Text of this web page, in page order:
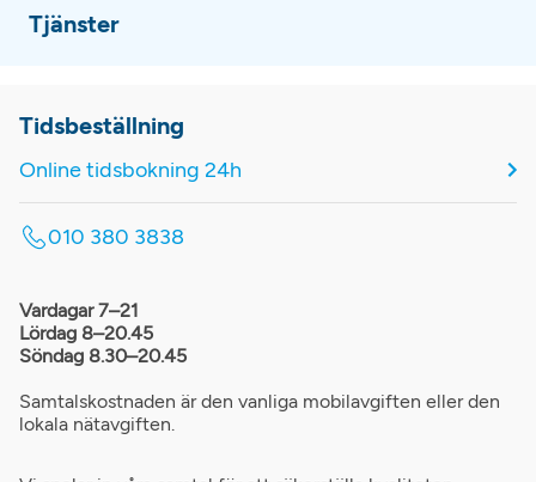
Tjänster
Tidsbeställning
Online tidsbokning 24h
010 380 3838
Vardagar 7–21
Lördag 8–20.45
Söndag 8.30–20.45
Samtalskostnaden är den vanliga mobilavgiften eller den
lokala nätavgiften.